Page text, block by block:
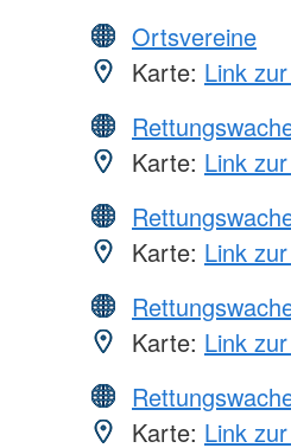
Ortsvereine
Karte: Link
Karte: Link
Karte: Link
Karte: Link
Karte: Link